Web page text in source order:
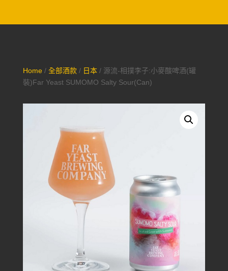
Home/ 全部酒款/ 日本/ 源流-相撲李子:小麥酸啤酒(罐
裝)Far Yeast SUMOMO Salty Sour(Can)